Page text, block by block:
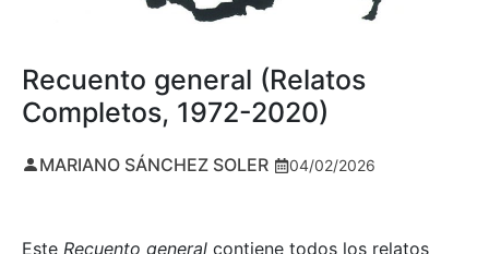
Recuento general (Relatos
Completos, 1972-2020)
MARIANO SÁNCHEZ SOLER 04/02/2026
Este Recuento general contiene todos los relatos